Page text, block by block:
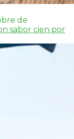
de
sabor cien por